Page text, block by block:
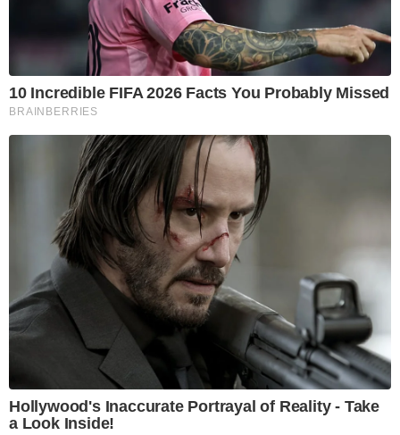
10 Incredible FIFA 2026 Facts You Probably Missed
BRAINBERRIES
Hollywood's Inaccurate Portrayal of Reality - Take
a Look Inside!